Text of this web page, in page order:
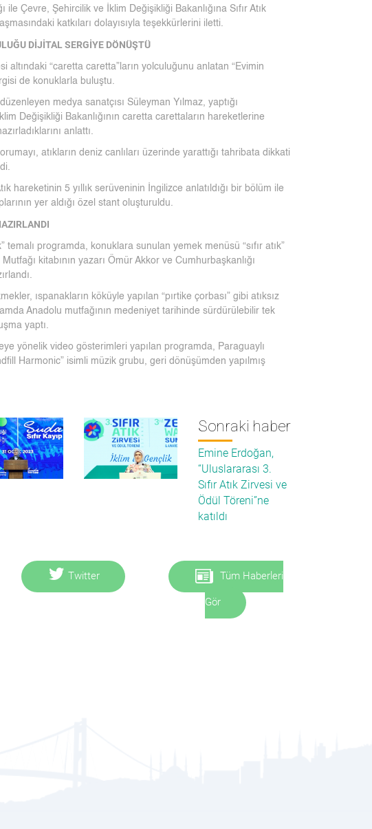
ile Çevre, Şehircilik ve İklim Değişikliği Bakanlığına Sıfır Atık
katkıları dolayısıyla teşekkürlerini iletti.
DİJİTAL SERGİYE DÖNÜŞTÜ
altındaki “caretta caretta”ların yolculuğunu anlatan “Evimin
de konuklarla buluştu.
medya sanatçısı Süleyman Yılmaz, yaptığı
Değişikliği Bakanlığının caretta carettaların hareketlerine
anlattı.
atıkların deniz canlıları üzerinde yarattığı tahribata dikkati
hareketinin 5 yıllık serüveninin İngilizce anlatıldığı bir bölüm ile
yer aldığı özel stant oluşturuldu.
temalı programda, konuklara sunulan yemek menüsü “sıfır atık”
kitabının yazarı Ömür Akkor ve Cumhurbaşkanlığı
ıspanakların köküyle yapılan “pırtike çorbası” gibi atıksız
Anadolu mutfağının medeniyet tarihinde sürdürülebilir tek
yaptı.
yönelik video gösterimleri yapılan programda, Paraguaylı
Harmonic” isimli müzik grubu, geri dönüşümden yapılmış
Sonraki haber
Emine Erdoğan,
“Uluslararası 3.
Sıfır Atık Zirvesi ve
Ödül Töreni”ne
katıldı
Twitter Tüm Haberleri
Gör